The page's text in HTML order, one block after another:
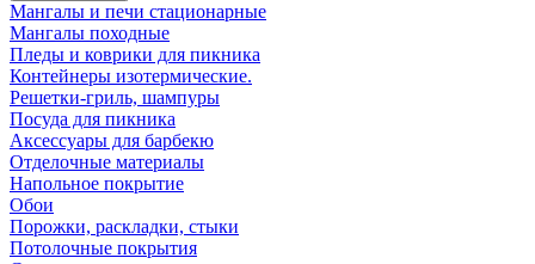
Мангалы и печи стационарные
Мангалы походные
Пледы и коврики для пикника
Контейнеры изотермические.
Решетки-гриль, шампуры
Посуда для пикника
Аксессуары для барбекю
Отделочные материалы
Напольное покрытие
Обои
Порожки, раскладки, стыки
Потолочные покрытия